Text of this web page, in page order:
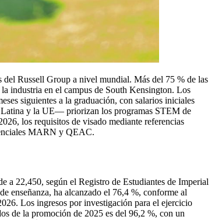
Russell Group a nivel mundial. Más del 75 % de las
industria en el campus de South Kensington. Los
siguientes a la graduación, con salarios iniciales
Latina y la UE— priorizan los programas STEM de
los requisitos de visado mediante referencias
MARN y QEAC.
a 22,450, según el Registro de Estudiantes de Imperial
enseñanza, ha alcanzado el 76,4 %, conforme al
Los ingresos por investigación para el ejercicio
de la promoción de 2025 es del 96,2 %, con un